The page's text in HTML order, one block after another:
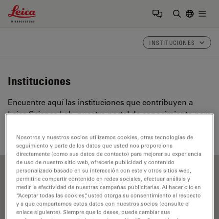
Leica Microsystems Logo
INSTITUCIONES
Instituciones
Encuentre aquí las instituciones que contribuyen a
Leica Science Lab, nuestro portal de conocimiento para
Show all A B C D E F G H I J K L
M N O P R S T U V W
Nosotros y nuestros socios utilizamos cookies, otras tecnologías de
seguimiento y parte de los datos que usted nos proporciona
directamente (como sus datos de contacto) para mejorar su experiencia
de uso de nuestro sitio web, ofrecerle publicidad y contenido
personalizado basado en su interacción con este y otros sitios web,
permitirle compartir contenido en redes sociales, efectuar análisis y
medir la efectividad de nuestras campañas publicitarias. Al hacer clic en
“Aceptar todas las cookies”, usted otorga su consentimiento al respecto
y a que compartamos estos datos con nuestros socios (consulte el
enlace siguiente). Siempre que lo desee, puede cambiar sus